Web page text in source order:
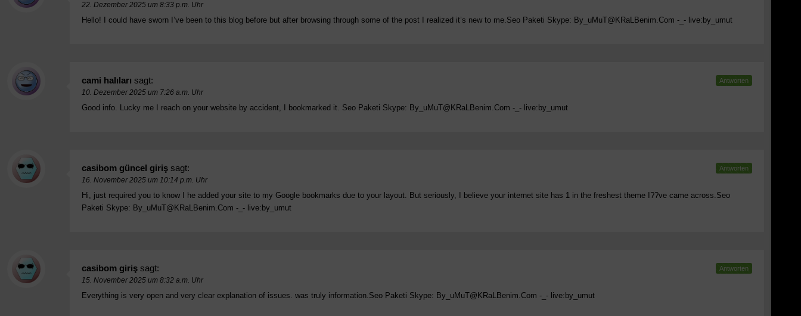
22. Dezember 2025 um 8:33 p.m. Uhr
Hello! I could have sworn I’ve been to this blog before but after browsing through some of the post I realized it’s new to me.Seo Paketi Skype: By_uMuT@KRaLBenim.Com -_- live:by_umut
cami halıları sagt:
10. Dezember 2025 um 7:26 a.m. Uhr
Good info. Lucky me I reach on your website by accident, I bookmarked it. Seo Paketi Skype: By_uMuT@KRaLBenim.Com -_- live:by_umut
Antworten
casibom güncel giriş sagt:
16. November 2025 um 10:14 p.m. Uhr
Hi, just required you to know I he added your site to my Google bookmarks due to your layout. But seriously, I believe your internet site has 1 in the freshest theme I??ve came across.Seo
Paketi Skype: By_uMuT@KRaLBenim.Com -_- live:by_umut
Antworten
casibom giriş sagt:
15. November 2025 um 8:32 a.m. Uhr
Everything is very open and very clear explanation of issues. was truly information.Seo Paketi Skype: By_uMuT@KRaLBenim.Com -_- live:by_umut
Antworten